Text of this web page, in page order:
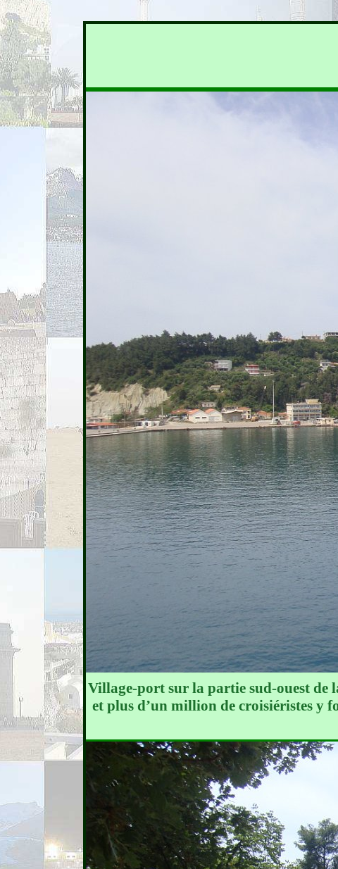
Village-port sur la partie sud-ouest de
et plus d’un million de croisiéristes y